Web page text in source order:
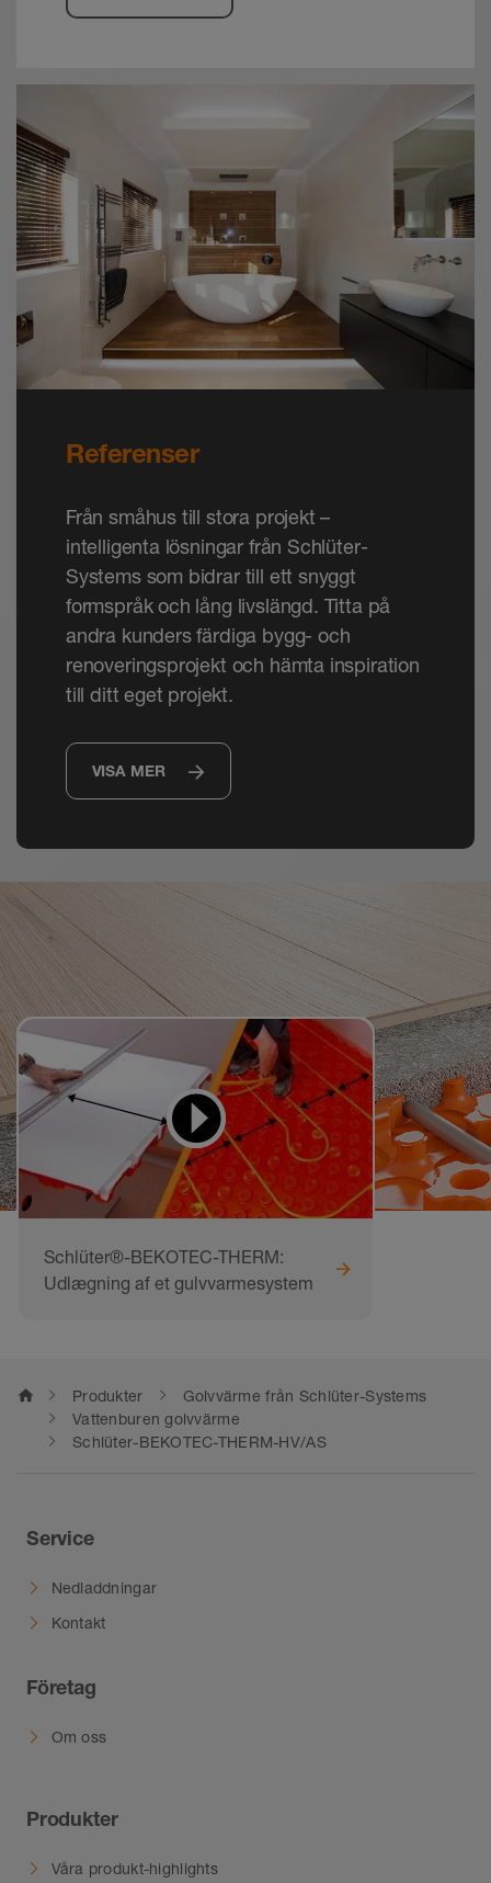
Referenser
Från småhus till stora projekt –
intelligenta lösningar från Schlüter-
Systems som bidrar till ett snyggt
formspråk och lång livslängd. Titta på
andra kunders färdiga bygg- och
renoveringsprojekt och hämta inspiration
till ditt eget projekt.
VISA MER
Videor för att lära sig
och göra efter
Schlüter®-BEKOTEC-THERM:
Udlægning af et gulvvarmesystem
home Produkter
Golvvärme från Schlüter-Systems
Vattenburen golvvärme
Schlüter-BEKOTEC-THERM-HV/AS
Service
Nedladdningar
Kontakt
Företag
Om oss
Produkter
Våra produkt-highlights